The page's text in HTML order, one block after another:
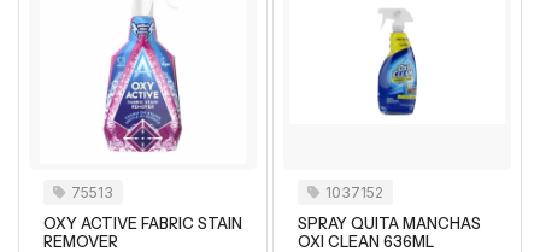
75513
OXY ACTIVE FABRIC STAIN
REMOVER
1037152
SPRAY QUITA MANCHAS
OXI CLEAN 636ML